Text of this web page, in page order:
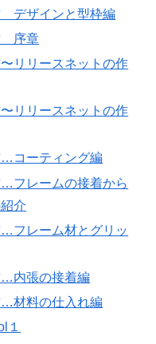
デザインと型枠編
序章
リリースネットの作
リリースネットの作
…コーティング編
フレームの接着から
介
フレーム材とグリッ
…内張の接着編
…材料の仕入れ編
１